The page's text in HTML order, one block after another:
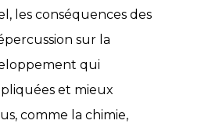
les conséquences des
sur la
qui
et mieux
comme la chimie,